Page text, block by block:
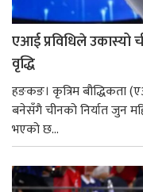
एआई प्रविधिले उकास्यो
वृद्धि
हङकङ। कृत्रिम बौद्धिकता
बनेसँगै चीनको निर्यात जुन
भएको छ...